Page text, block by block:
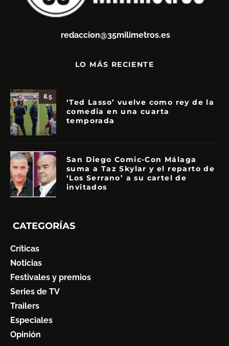
redaccion@35milimetros.es
LO MÁS RECIENTE
8.5
‘Ted Lasso’ vuelve como rey de la
comedia en una cuarta
temporada
San Diego Comic-Con Málaga
suma a Taz Skylar y el reparto de
‘Los Serrano’ a su cartel de
invitados
CATEGORÍAS
Críticas
Noticias
Festivales y premios
Series de TV
Trailers
Especiales
Opinión